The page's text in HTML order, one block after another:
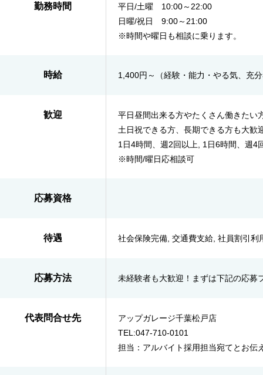
勤務時間
平日/土曜 10:00～22:00
日曜/祝日 9:00～21:00
※時間や曜日も相談に乗ります。
時給 1,400円～（経験・能力・やる気、充
歓迎
平日昼間出来る方やたくさん働きたい
土日祝できる方、長期できる方も大歓
1日4時間、週2回以上, 1日6時間、週4
※時間/曜日応相談可
応募資格
待遇 社会保険完備, 交通費支給, 社員割引
応募方法 未経験者も大歓迎！まずは下記の応募
代表問合せ先
アップガレージ千葉松戸店
TEL:047-710-0101
担当：アルバイト採用担当宛てとお伝